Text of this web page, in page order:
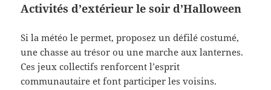
Activités d’extérieur le soir d’Halloween
Si la météo le permet, proposez un défilé costumé,
une chasse au trésor ou une marche aux lanternes.
Ces jeux collectifs renforcent l’esprit
communautaire et font participer les voisins.